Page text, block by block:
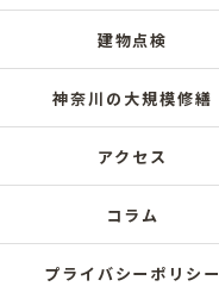
建物点検
神奈川の大規模修繕
アクセス
コラム
プライバシーポリシー